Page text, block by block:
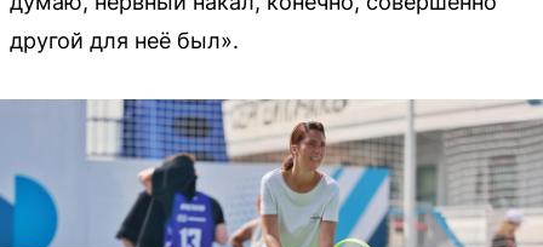
другой для неё был».